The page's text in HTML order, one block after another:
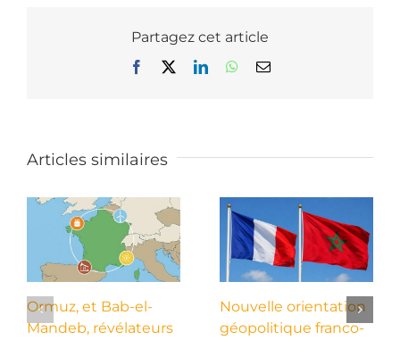
Partagez cet article
Facebook LinkedInWhatsApp
Email
Articles similaires
Ormuz, et Bab-el-
Mandeb, révélateurs
Nouvelle orientation
géopolitique franco-